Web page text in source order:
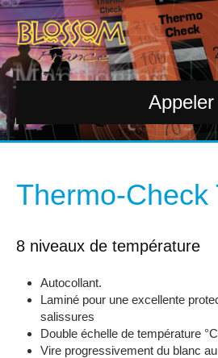
Appeler
Thermo-Check
8 niveaux de température
Autocollant.
Laminé pour une excellente
salissures
Double échelle de température °C
Vire progressivement du blanc